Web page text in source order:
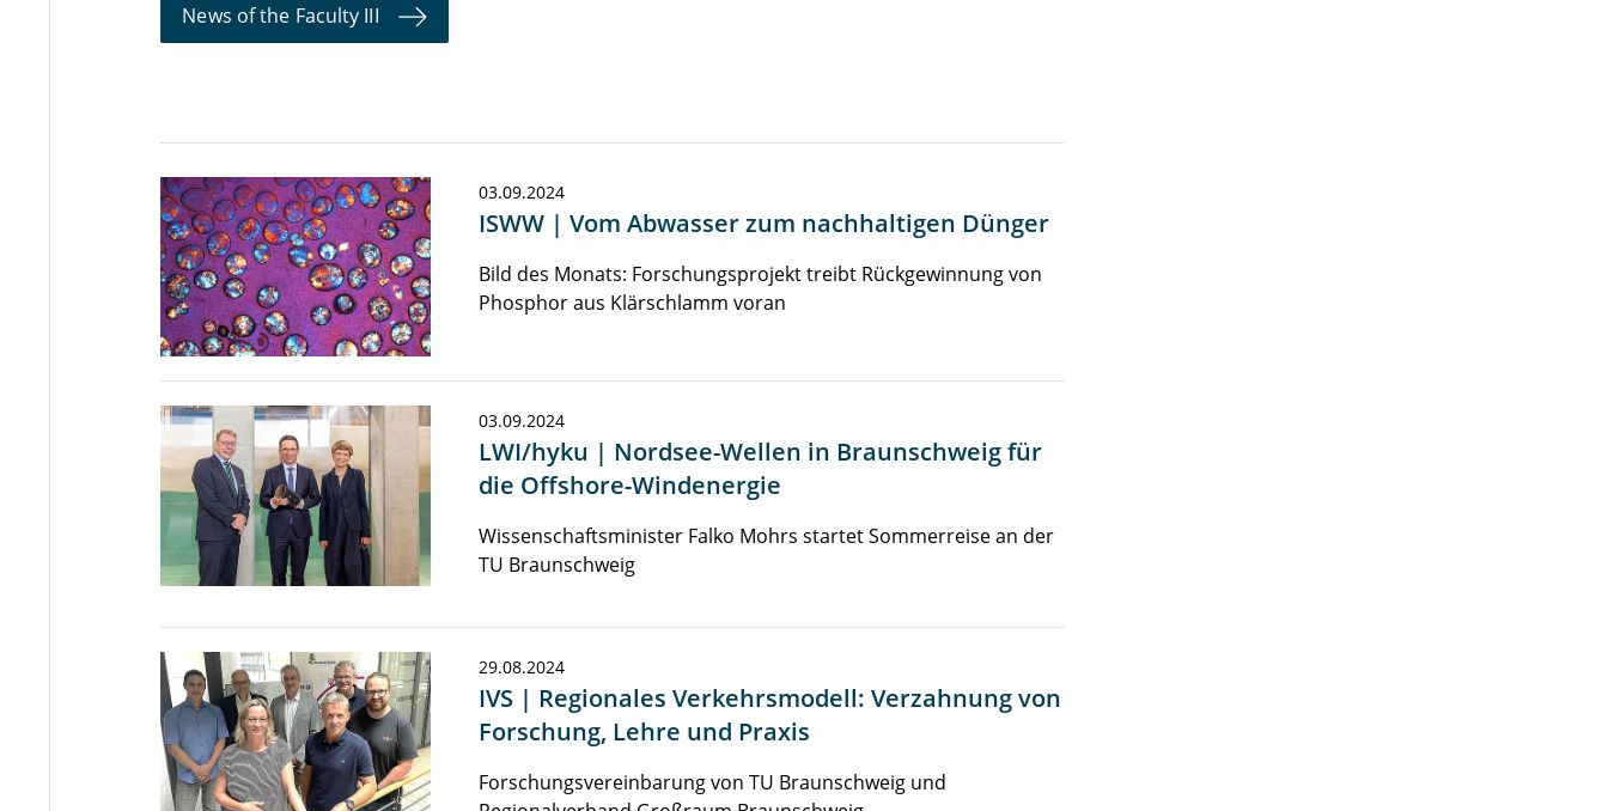
News of the Faculty III
03.09.2024
ISWW | Vom Abwasser zum nachhaltigen Dünger
Bild des Monats: Forschungsprojekt treibt Rückgewinnung von
Phosphor aus Klärschlamm voran
03.09.2024
LWI/hyku | Nordsee-Wellen in Braunschweig für
die Offshore-Windenergie
Wissenschaftsminister Falko Mohrs startet Sommerreise an der
TU Braunschweig
29.08.2024
IVS | Regionales Verkehrsmodell: Verzahnung von
Forschung, Lehre und Praxis
Forschungsvereinbarung von TU Braunschweig und